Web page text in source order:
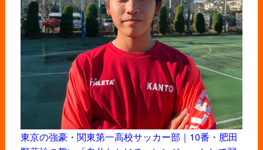
東京の強豪・関東第一高校サッカー部｜10番・肥田